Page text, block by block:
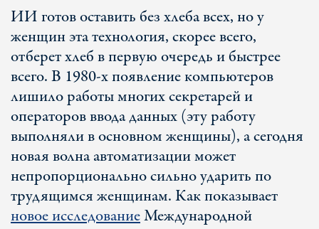
ИИ готов оставить без хлеба всех, но у
женщин эта технология, скорее всего,
отберет хлеб в первую очередь и быстрее
всего. В 1980-х появление компьютеров
лишило работы многих секретарей и
операторов ввода данных (эту работу
выполняли в основном женщины), а сегодня
новая волна автоматизации может
непропорционально сильно ударить по
трудящимся женщинам. Как показывает
новое исследованиеМеждународной